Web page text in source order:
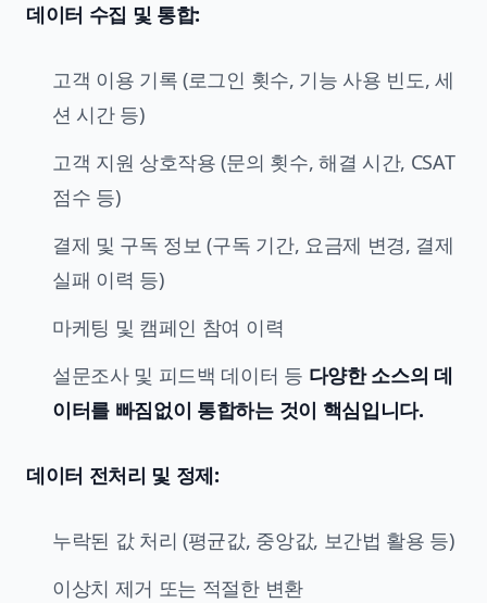
데이터 수집 및 통합:
고객 이용 기록 (로그인 횟수, 기능 사용 빈도, 세
션 시간 등)
고객 지원 상호작용 (문의 횟수, 해결 시간, CSAT
점수 등)
결제 및 구독 정보 (구독 기간, 요금제 변경, 결제
실패 이력 등)
마케팅 및 캠페인 참여 이력
설문조사 및 피드백 데이터 등 다양한 소스의 데
이터를 빠짐없이 통합하는 것이 핵심입니다.
데이터 전처리 및 정제:
누락된 값 처리 (평균값, 중앙값, 보간법 활용 등)
이상치 제거 또는 적절한 변환